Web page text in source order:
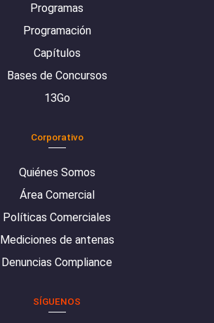
Programas
Programación
Capítulos
Bases de Concursos
13Go
Corporativo
Quiénes Somos
Área Comercial
Políticas Comerciales
Mediciones de antenas
Denuncias Compliance
SÍGUENOS